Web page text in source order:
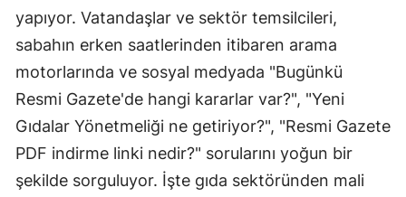
yapıyor. Vatandaşlar ve sektör temsilcileri,
sabahın erken saatlerinden itibaren arama
motorlarında ve sosyal medyada "Bugünkü
Resmi Gazete'de hangi kararlar var?", "Yeni
Gıdalar Yönetmeliği ne getiriyor?", "Resmi Gazete
PDF indirme linki nedir?" sorularını yoğun bir
şekilde sorguluyor. İşte gıda sektöründen mali